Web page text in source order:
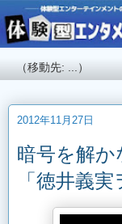
2012年11月27日
暗号を解か
「徳井義